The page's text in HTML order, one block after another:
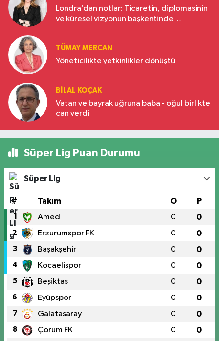
Londra’dan notlar: Ticaretin, diplomasinin
ve küresel vizyonun başkentinde
TÜMAY MERCAN
Yöneticilikte yetkinlikler dönüştü
BILAL KOÇAK
Vatan ve bayrak uğruna baba - oğul birlikte
can verdi
Süper Lig Puan Durumu
Süper Lig
# Takım O P
1 Amed 0 0
2 Erzurumspor FK 0 0
3 Başakşehir 0 0
4 Kocaelispor 0 0
5 Beşiktaş 0 0
6 Eyüpspor 0 0
7 Galatasaray 0 0
8 Çorum FK 0 0